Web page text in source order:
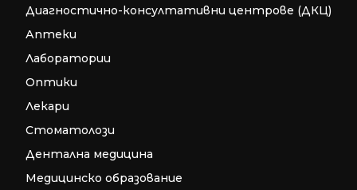
Диагностично-консултативни центрове (ДКЦ)
Аптеки
Лаборатории
Оптики
Лекари
Стоматолози
Дентална медицина
Медицинско образование